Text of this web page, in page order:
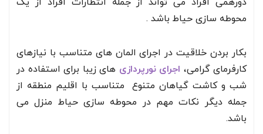
محوطه سازی حیاط باشد .
بکار بردن خلاقیت در اجرای المان های متناسب با نیازهای
کارفرمای گرامی، اجرای نورپردازی های زیبا برای استفاده در
شب و کاشت گیاهان متنوع متناسب با اقلیم منطقه از
جمله دیگر نکات مهم در محوطه سازی حیاط منزل می
باشد.